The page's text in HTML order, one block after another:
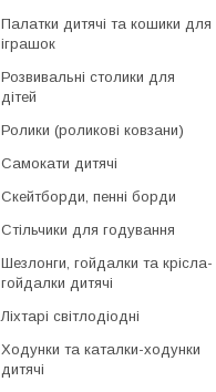
Палатки дитячі та кошики для
іграшок
Розвивальні столики для
дітей
Ролики (роликові ковзани)
Самокати дитячі
Скейтборди, пенні борди
Стільчики для годування
Шезлонги, гойдалки та крісла-
гойдалки дитячі
Ліхтарі світлодіодні
Ходунки та каталки-ходунки
дитячі